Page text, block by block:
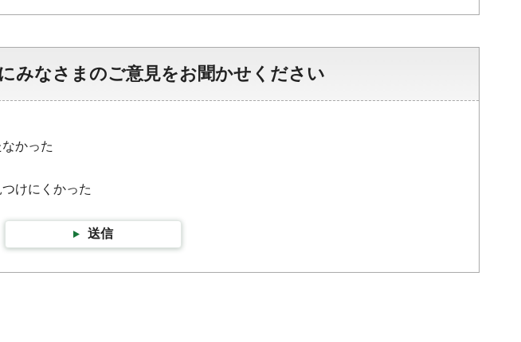
みなさまのご意見をお聞かせください
かった
けにくかった
送信